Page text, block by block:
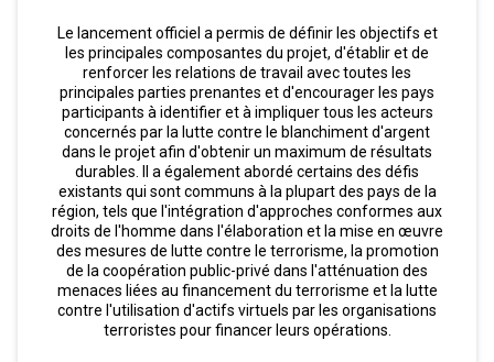
Le lancement officiel a permis de définir les objectifs et
les principales composantes du projet, d'établir et de
renforcer les relations de travail avec toutes les
principales parties prenantes et d'encourager les pays
participants à identifier et à impliquer tous les acteurs
concernés par la lutte contre le blanchiment d'argent
dans le projet afin d'obtenir un maximum de résultats
durables. Il a également abordé certains des défis
existants qui sont communs à la plupart des pays de la
région, tels que l'intégration d'approches conformes aux
droits de l'homme dans l'élaboration et la mise en œuvre
des mesures de lutte contre le terrorisme, la promotion
de la coopération public-privé dans l'atténuation des
menaces liées au financement du terrorisme et la lutte
contre l'utilisation d'actifs virtuels par les organisations
terroristes pour financer leurs opérations.